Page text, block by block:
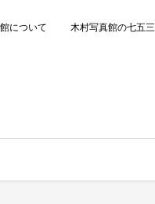
について 木村写真館の七五三